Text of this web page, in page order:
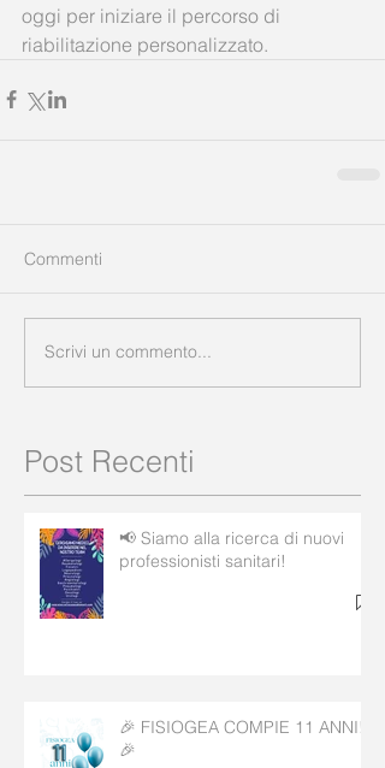
oggi per iniziare il percorso di
riabilitazione personalizzato.
Commenti
Scrivi un commento...
Post Recenti
📢 Siamo alla ricerca di nuovi
professionisti sanitari!
🎉 FISIOGEA COMPIE 11 ANNI!
🎉